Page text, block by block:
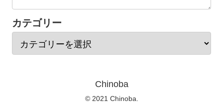
カテゴリー
Chinoba
© 2021 Chinoba.